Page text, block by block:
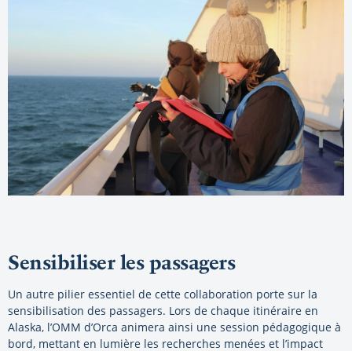
Sensibiliser les passagers
Un autre pilier essentiel de cette collaboration porte sur la
sensibilisation des passagers. Lors de chaque itinéraire en
Alaska, l’OMM d’Orca animera ainsi une session pédagogique à
bord, mettant en lumière les recherches menées et l’impact